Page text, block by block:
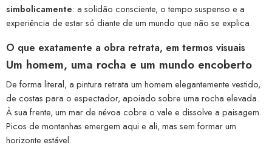
simbolicamente: a solidão consciente, o tempo suspenso e a
experiência de estar só diante de um mundo que não se explica.
O que exatamente a obra retrata, em termos visuais
Um homem, uma rocha e um mundo encoberto
De forma literal, a pintura retrata um homem elegantemente vestido,
de costas para o espectador, apoiado sobre uma rocha elevada.
À sua frente, um mar de névoa cobre o vale e dissolve a paisagem.
Picos de montanhas emergem aqui e ali, mas sem formar um
horizonte estável.